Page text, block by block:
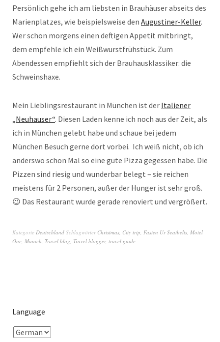
Persönlich gehe ich am liebsten in Brauhäuser abseits des
Marienplatzes, wie beispielsweise den Augustiner-Keller.
Wer schon morgens einen deftigen Appetit mitbringt,
dem empfehle ich ein Weißwurstfrühstück. Zum
Abendessen empfiehlt sich der Brauhausklassiker: die
Schweinshaxe.
Mein Lieblingsrestaurant in München ist der Italiener
„Neuhauser“. Diesen Laden kenne ich noch aus der Zeit, als
ich in München gelebt habe und schaue bei jedem
München Besuch gerne dort vorbei. Ich weiß nicht, ob ich
anderswo schon Mal so eine gute Pizza gegessen habe. Die
Pizzen sind riesig und wunderbar belegt – sie reichen
meistens für 2 Personen, außer der Hunger ist sehr groß.
😉 Das Restaurant wurde gerade renoviert und vergrößert.
Kategorie Deutschland Schlagwörter Christmas, City trip, Fasten Ur Seatbelts, Motel
One, Munich, Travel blog, Travel blogger, travel guide
Language